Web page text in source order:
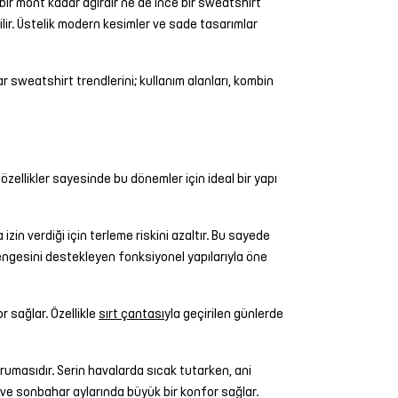
Üstelik modern kesimler ve sade tasarımlar
sweatshirt trendlerini; kullanım alanları, kombin
sayesinde bu dönemler için ideal bir yapı
izin verdiği için terleme riskini azaltır. Bu sayede
destekleyen fonksiyonel yapılarıyla öne
sağlar. Özellikle sırt çantasıyla geçirilen günlerde
Serin havalarda sıcak tutarken, ani
sonbahar aylarında büyük bir konfor sağlar.